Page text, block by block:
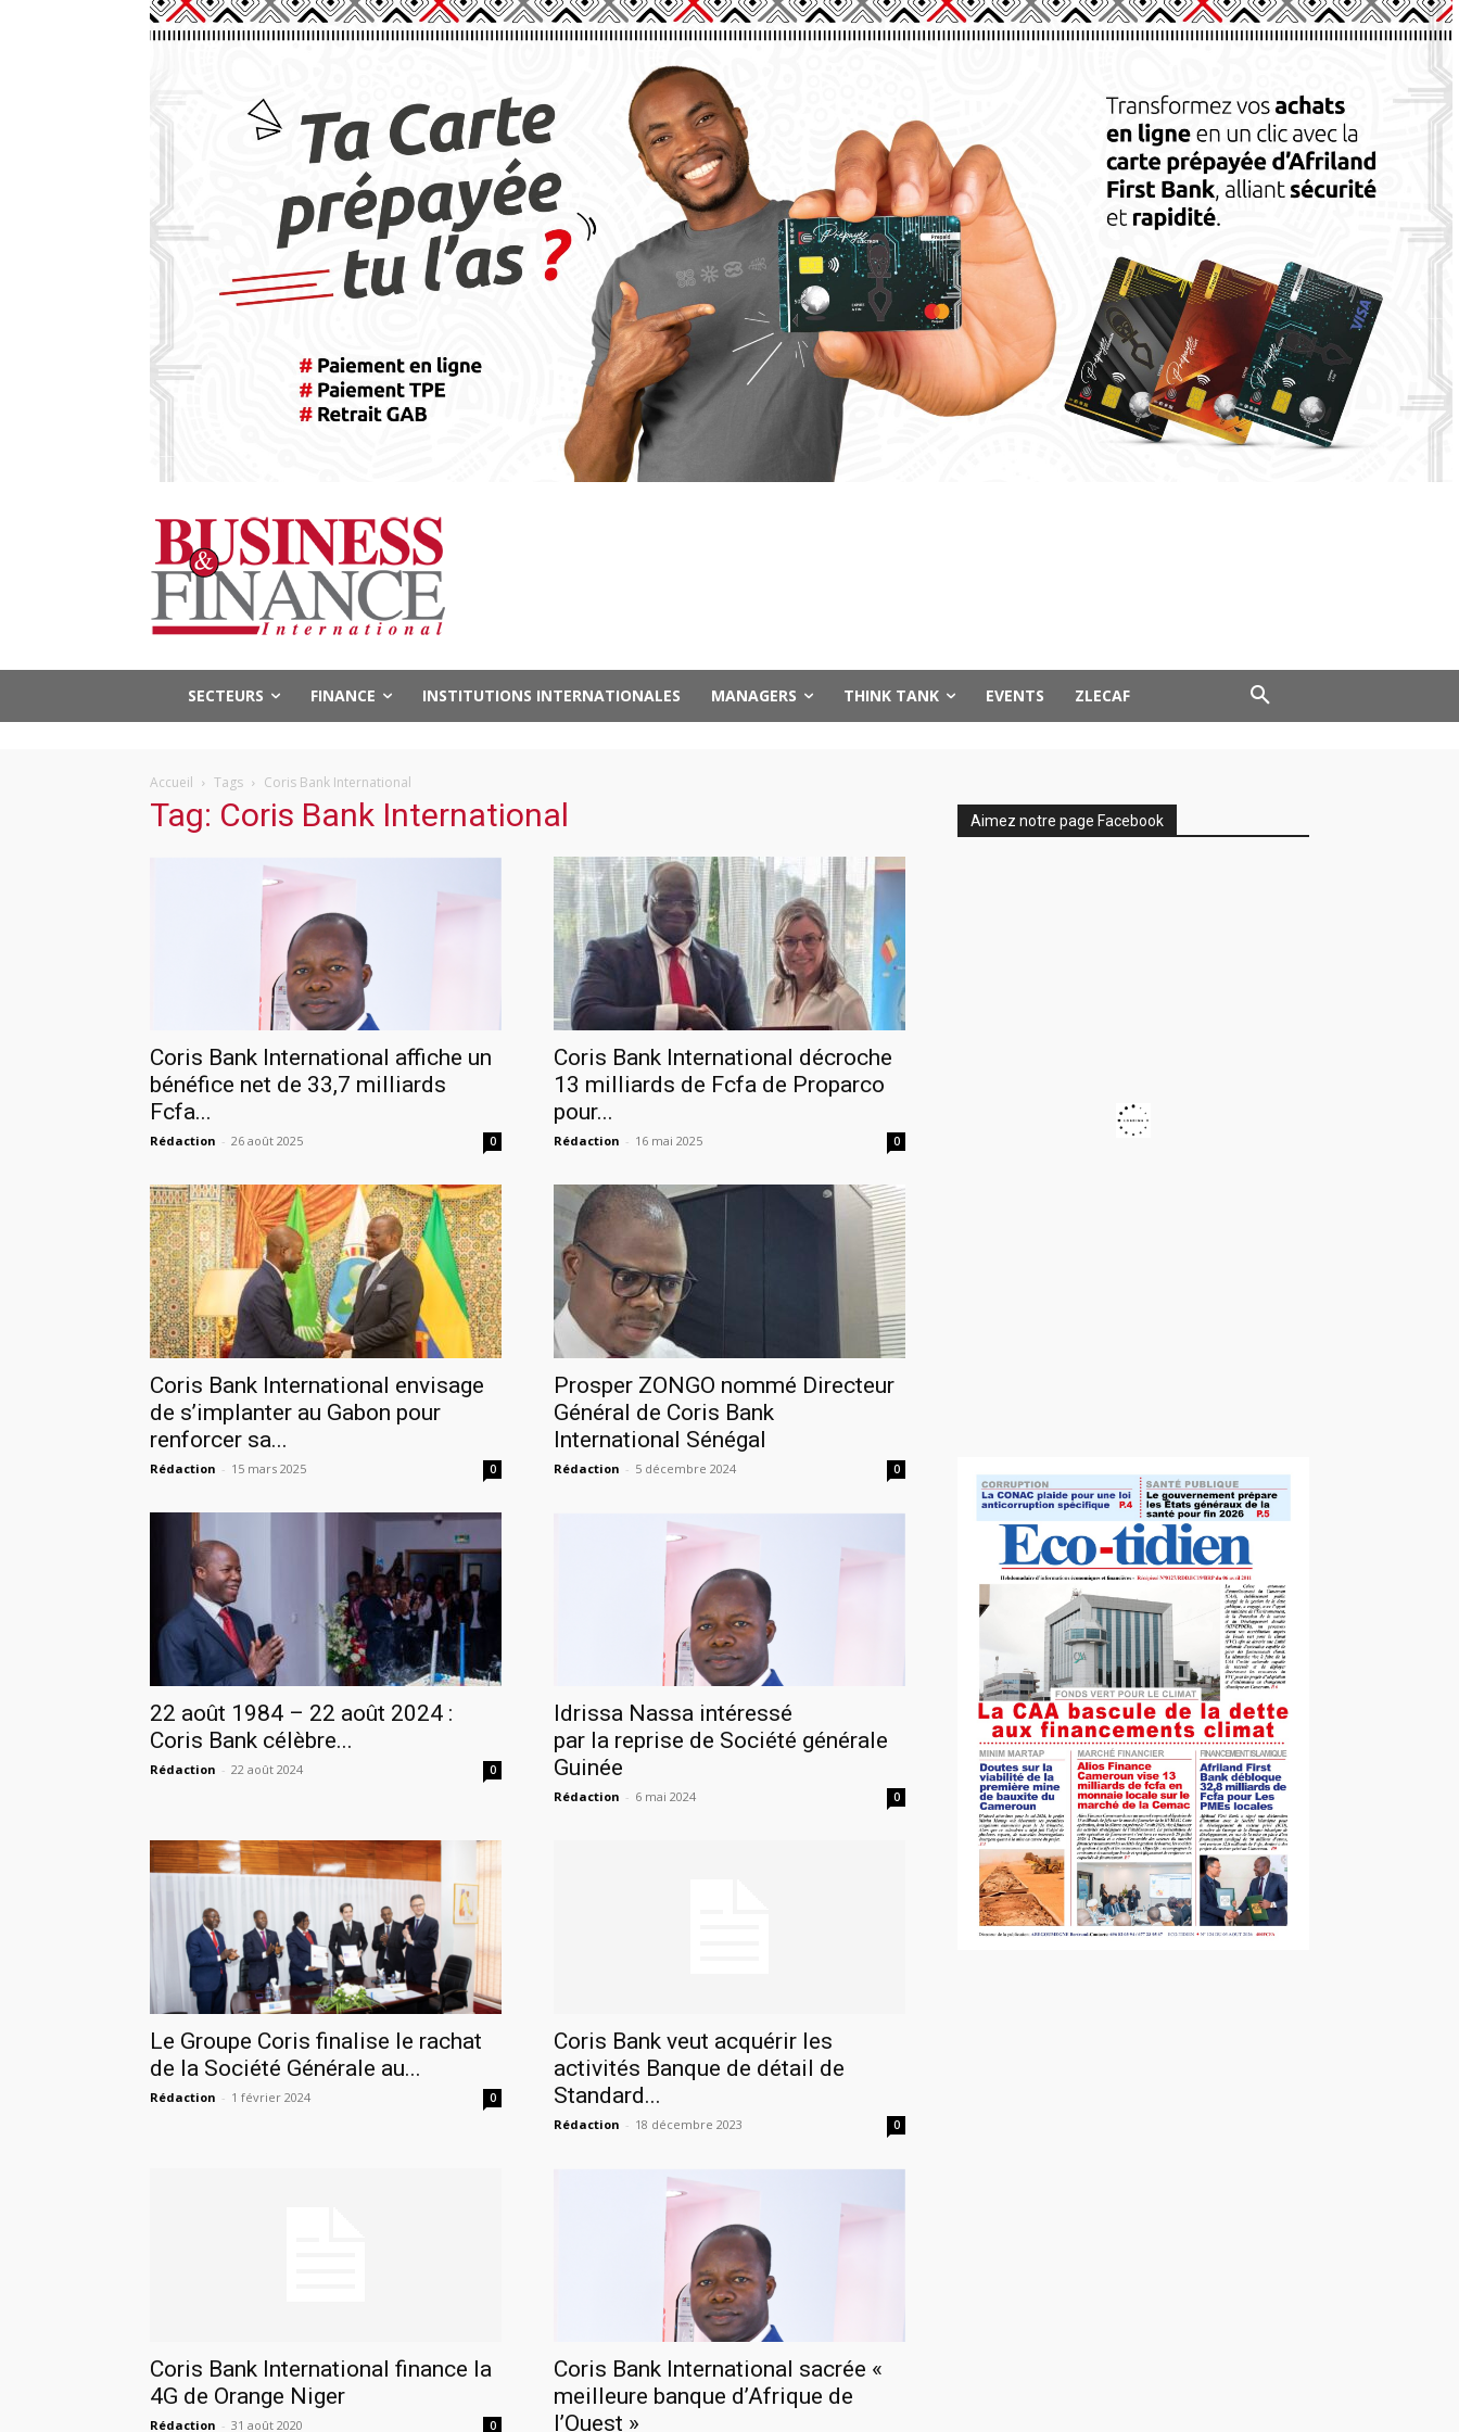
SECTEURS FINANCE INSTITUTIONS INTERNATIONALES MANAGERS THINK TANK EVENTS ZLECAF
Accueil Tags Coris Bank International
Tag: Coris Bank International
Coris Bank International affiche un
bénéfice net de 33,7 milliards
Fcfa...
Rédaction - 26 août 2025 0
Coris Bank International décroche
13 milliards de Fcfa de Proparco
pour...
Rédaction - 16 mai 2025 0
Coris Bank International envisage
de s’implanter au Gabon pour
renforcer sa...
Rédaction - 15 mars 2025 0
Prosper ZONGO nommé Directeur
Général de Coris Bank
International Sénégal
Rédaction - 5 décembre 2024 0
22 août 1984 – 22 août 2024 :
Coris Bank célèbre...
Rédaction - 22 août 2024 0
Idrissa Nassa intéressé
par la reprise de Société générale
Guinée
Rédaction - 6 mai 2024 0
Le Groupe Coris finalise le rachat
de la Société Générale au...
Rédaction - 1 février 2024 0
Coris Bank veut acquérir les
activités Banque de détail de
Standard...
Rédaction - 18 décembre 2023 0
Coris Bank International finance la
4G de Orange Niger
Rédaction - 31 août 2020 0
Coris Bank International sacrée «
meilleure banque d’Afrique de
l’Ouest »
Aimez notre page Facebook